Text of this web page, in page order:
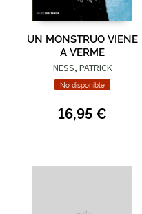
UN MONSTRUO VIENE
A VERME
NESS, PATRICK
No disponible
16,95 €